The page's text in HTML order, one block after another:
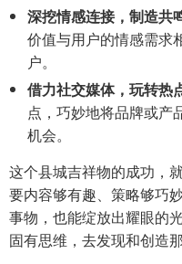
深挖情感连接，制造共
价值与用户的情感需求
户。
借力社交媒体，玩转热
点，巧妙地将品牌或产
机会。
这个县城吉祥物的成功，
要内容够有趣、策略够巧
事物，也能绽放出耀眼的
固有思维，去发现和创造